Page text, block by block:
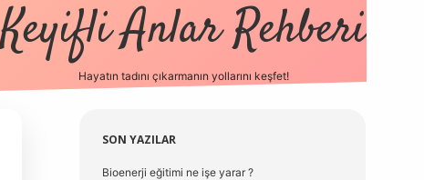
Keyifli Anlar Rehberi
Hayatın tadını çıkarmanın yollarını keşfet!
Sidebar
SON YAZILAR
Bioenerji eğitimi ne işe yarar ?